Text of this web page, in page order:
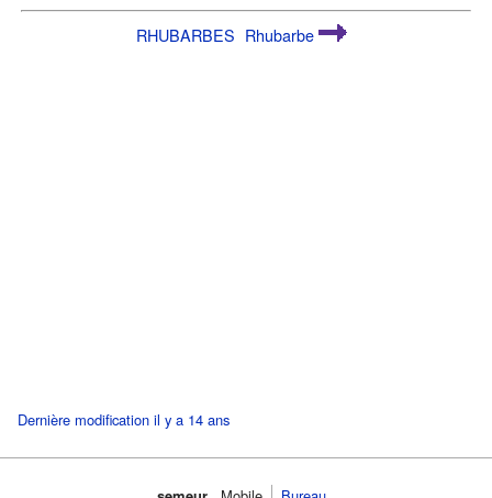
RHUBARBES Rhubarbe
Dernière modification il y a 14 ans